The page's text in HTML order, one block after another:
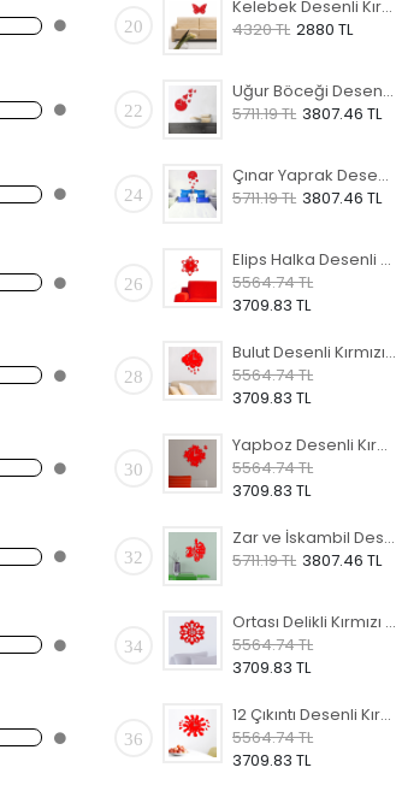
20
Kelebek Desenli Kırmızı Dekoratif Duvar Saati
4320 TL 2880 TL
22
Uğur Böceği Desenli Kırmızı Dekoratif Duvar Saati
5711.19 TL 3807.46 TL
24
Çınar Yaprak Desenli Kırmızı Dekoratif Duvar Saati
5711.19 TL 3807.46 TL
26
Elips Halka Desenli Kırmızı Dekoratif Duvar Saati
5564.74 TL
3709.83 TL
28
Bulut Desenli Kırmızı Dekoratif Duvar Saati
5564.74 TL
3709.83 TL
30
Yapboz Desenli Kırmızı Dekoratif Duvar Saati
5564.74 TL
3709.83 TL
32
Zar ve İskambil Desenli Kırmızı Dekoratif Duvar Saati
5711.19 TL 3807.46 TL
34
Ortası Delikli Kırmızı Dekoratif Duvar Saati
5564.74 TL
3709.83 TL
36
12 Çıkıntı Desenli Kırmızı Dekoratif Duvar Saati
5564.74 TL
3709.83 TL